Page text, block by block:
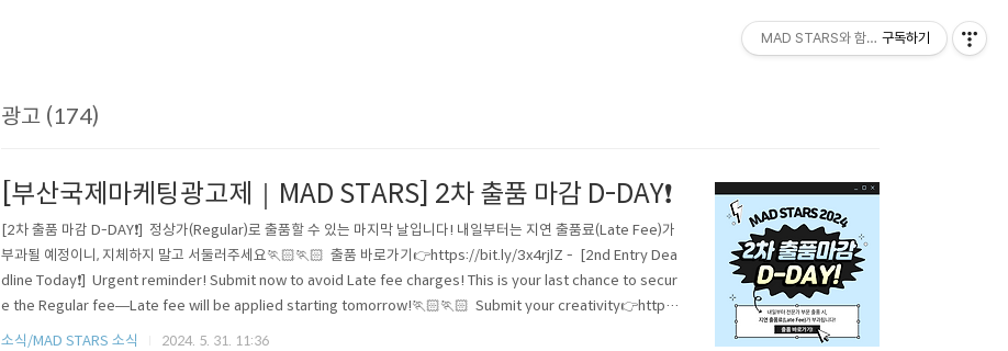
광고 (174)
[부산국제마케팅광고제｜MAD STARS] 2차 출품 마감 D-DAY❗
[2차 출품 마감 D-DAY❗] 정상가(Regular)로 출품할 수 있는 마지막 날입니다! 내일부터는 지연 출품료(Late Fee)가
부과될 예정이니, 지체하지 말고 서둘러주세요🏃🏻🏃🏻 출품 바로가기👉https://bit.ly/3x4rjlZ - [2nd Entry Dea
dline Today❗] Urgent reminder! Submit now to avoid Late fee charges! This is your last chance to secur
e the Regular fee—Late fee will be applied starting tomorrow!🏃🏻🏃🏻 Submit your creativity👉http
s://bit.ly/3x4rjlZ MAD STARS모든 일정은 한국..
소식/MAD STARS 소식 2024. 5. 31. 11:36
MAD STARS와 함께하세요!
구독하기